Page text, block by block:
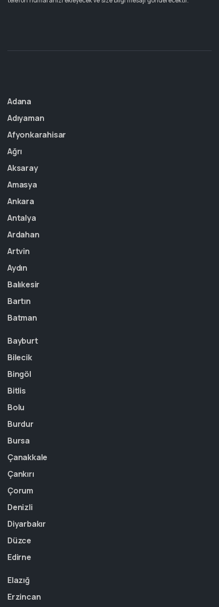
Adana
Adıyaman
Afyonkarahisar
Ağrı
Aksaray
Amasya
Ankara
Antalya
Ardahan
Artvin
Aydın
Balıkesir
Bartın
Batman
Bayburt
Bilecik
Bingöl
Bitlis
Bolu
Burdur
Bursa
Çanakkale
Çankırı
Çorum
Denizli
Diyarbakır
Düzce
Edirne
Elazığ
Erzincan